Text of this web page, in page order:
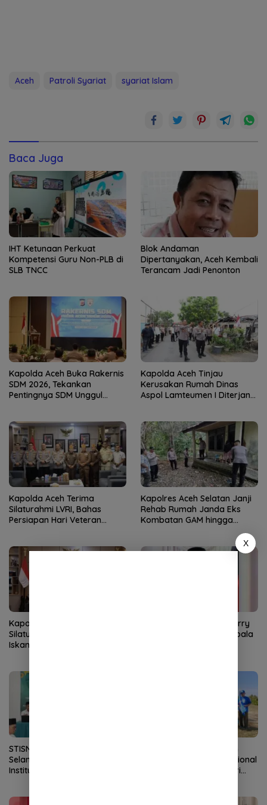
Aceh Patroli Syariat syariat Islam
Baca Juga
IHT Ketunaan Perkuat
Kompetensi Guru Non-PLB di
SLB TNCC
Blok Andaman
Dipertanyakan, Aceh Kembali
Terancam Jadi Penonton
Kapolda Aceh Buka Rakernis
SDM 2026, Tekankan
Pentingnya SDM Unggul
Kapolda Aceh Tinjau
Kerusakan Rumah Dinas
Aspol Lamteumen I Diterjang
Kapolda Aceh Terima
Silaturahmi LVRI, Bahas
Persiapan Hari Veteran
Kapolres Aceh Selatan Janji
Rehab Rumah Janda Eks
Kombatan GAM hingga
Kapolda Aceh Terima
Silaturahmi Kasdam
Iskandar Muda, Perkuat
Mirwan Tunjuk Denny Herry
Safputra sebagai Plt Kepala
STISNU Aceh Lolos Visitasi,
Selangkah Lagi Resmi Jadi
Institut
Sukseskan Gerakan Nasional
Langit Biru Indonesia Asri
X